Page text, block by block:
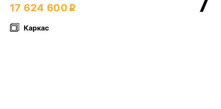
17 624 600
Каркас